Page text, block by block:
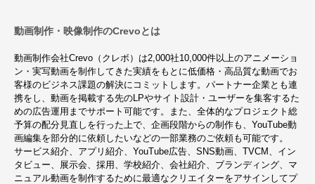
動画制作・映像制作のCrevoとは
動画制作会社Crevo（クレボ）は2,000社10,000件以上のアニメーショ
ン・実写動画を制作してきた実績をもとに低価格・高品質な動画でお
客様のビジネス課題の解決にコミットします。パートナー企業とも連
携をし、動画を掲載する先のLPやサイト設計・ユーザーを集客するた
めの広告運用までサポート可能です。また、全体的なプロジェクト総
予算の配分見直しを行った上で、企画段階からの制作も、YouTube動
画編集を部分的に依頼したいなどの一部業務のご依頼も可能です。
サービス紹介、アプリ紹介、YouTube広告、SNS動画、TVCM、イン
タビュー、展示会、採用、学校紹介、会社紹介、ブランディング、マ
ニュアル動画を制作するために最適なクリエイターをアサインしてプ